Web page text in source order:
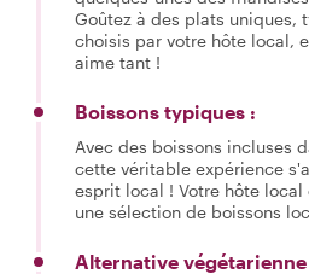
Goûtez à des plats uniques,
choisis par votre hôte local,
aime tant !
Boissons typiques :
Avec des boissons incluses
cette véritable expérience
esprit local ! Votre hôte
une sélection de boissons
Alternative végétarienne